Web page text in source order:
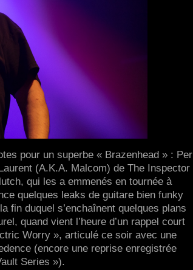
pour un superbe « Brazenhead » : Per
(A.K.A. Malcom) de The Inspector
qui les a emmenés en tournée à
quelques leaks de guitare bien funky
fin duquel s’enchaînent quelques plans
quand vient l’heure d’un rappel court
Worry », articulé ce soir avec une
(encore une reprise enregistrée
Series »).